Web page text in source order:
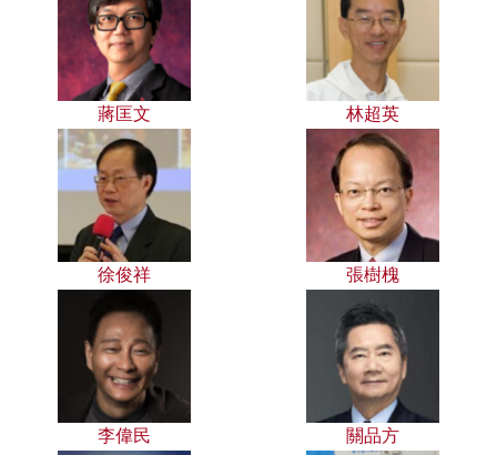
蔣匡文 林超英
徐俊祥 張樹槐
李偉民 關品方